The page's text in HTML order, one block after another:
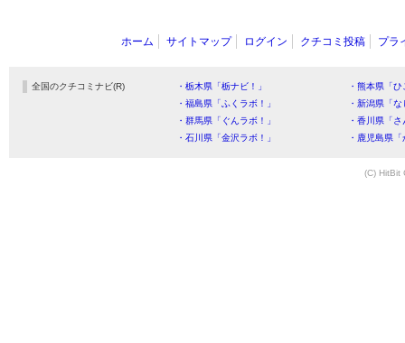
ホーム サイトマップ ログイン クチコミ投稿 プラ
全国のクチコミナビ(R) ・栃木県「栃ナビ！」
・熊本県「
・福島県「ふくラボ！」
・新潟県「
・群馬県「ぐんラボ！」
・香川県「
・石川県「金沢ラボ！」
・鹿児島県
(C) HitBit